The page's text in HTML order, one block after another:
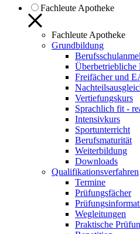
Fachleute Apotheke
Fachleute Apotheke
Grundbildung
Überbetriebliche
Freifächer und
Vertiefungskurs
Sprachlich fit -
Intensivkurs
Sportunterricht
Berufsmaturität
Weiterbildung
Downloads
Qualifikationsverfahren
Termine
Prüfungsfächer
Wegleitungen
Praktische